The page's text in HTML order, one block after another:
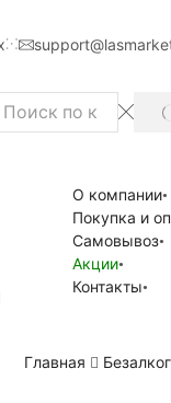
О компании
Покупка и
Самовывоз
Акции
Контакты
Главная